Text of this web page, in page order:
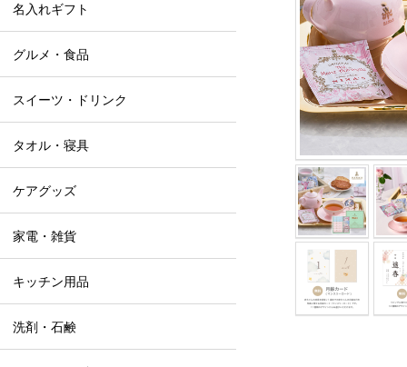
名入れギフト
グルメ・食品
スイーツ・ドリンク
タオル・寝具
ケアグッズ
家電・雑貨
キッチン用品
洗剤・石鹸